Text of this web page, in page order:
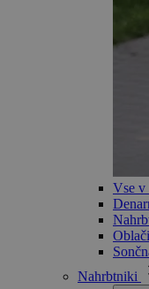
Vse v
Nahrbtniki